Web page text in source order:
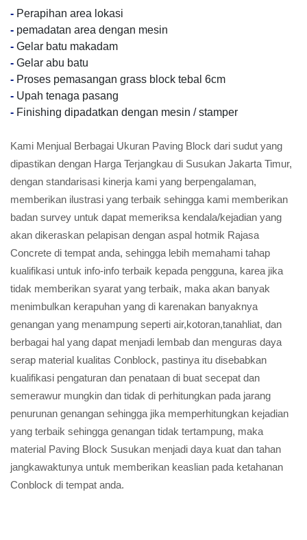
- Perapihan area lokasi
- pemadatan area dengan mesin
- Gelar batu makadam
- Gelar abu batu
- Proses pemasangan grass block tebal 6cm
- Upah tenaga pasang
- Finishing dipadatkan dengan mesin / stamper
Kami Menjual Berbagai Ukuran Paving Block dari sudut yang
dipastikan dengan Harga Terjangkau di Susukan Jakarta Timur,
dengan standarisasi kinerja kami yang berpengalaman,
memberikan ilustrasi yang terbaik sehingga kami memberikan
badan survey untuk dapat memeriksa kendala/kejadian yang
akan dikeraskan pelapisan dengan aspal hotmik Rajasa
Concrete di tempat anda, sehingga lebih memahami tahap
kualifikasi untuk info-info terbaik kepada pengguna, karea jika
tidak memberikan syarat yang terbaik, maka akan banyak
menimbulkan kerapuhan yang di karenakan banyaknya
genangan yang menampung seperti air,kotoran,tanahliat, dan
berbagai hal yang dapat menjadi lembab dan menguras daya
serap material kualitas Conblock, pastinya itu disebabkan
kualifikasi pengaturan dan penataan di buat secepat dan
semerawur mungkin dan tidak di perhitungkan pada jarang
penurunan genangan sehingga jika memperhitungkan kejadian
yang terbaik sehingga genangan tidak tertampung, maka
material Paving Block Susukan menjadi daya kuat dan tahan
jangkawaktunya untuk memberikan keaslian pada ketahanan
Conblock di tempat anda.